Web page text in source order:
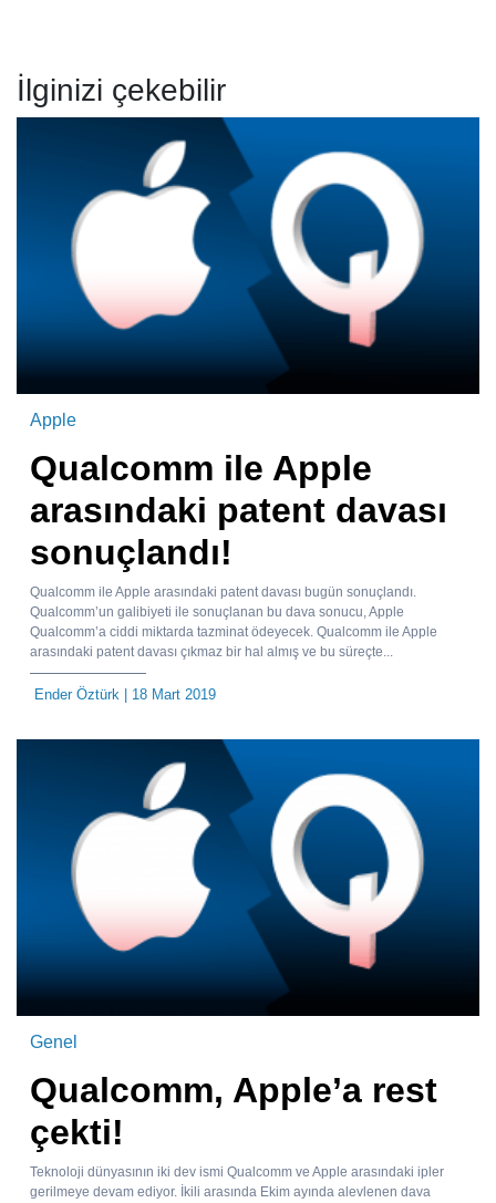
İlginizi çekebilir
Apple
Qualcomm ile Apple
arasındaki patent davası
sonuçlandı!
Qualcomm ile Apple arasındaki patent davası bugün sonuçlandı.
Qualcomm’un galibiyeti ile sonuçlanan bu dava sonucu, Apple
Qualcomm’a ciddi miktarda tazminat ödeyecek. Qualcomm ile Apple
arasındaki patent davası çıkmaz bir hal almış ve bu süreçte...
Ender Öztürk | 18 Mart 2019
Genel
Qualcomm, Apple’a rest
çekti!
Teknoloji dünyasının iki dev ismi Qualcomm ve Apple arasındaki ipler
gerilmeye devam ediyor. İkili arasında Ekim ayında alevlenen dava